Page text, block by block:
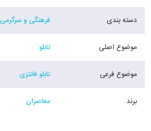
دسته بندی فرهنگی و سرگرمی
موضوع اصلی تابلو
موضوع فرعی تابلو فانتزی
برند معاصران